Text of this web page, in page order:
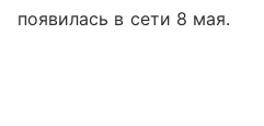
появилась в сети 8 мая.